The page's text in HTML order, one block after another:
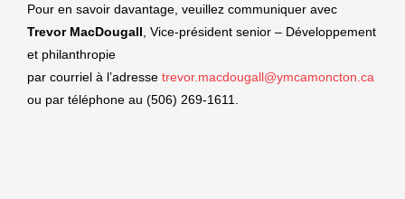
Pour en savoir davantage, veuillez communiquer avec
Trevor MacDougall , Vice-président senior – Développement
et philanthropie
par courriel à l’adresse trevor.macdougall@ymcamoncton.ca
ou par téléphone au (506) 269-1611.